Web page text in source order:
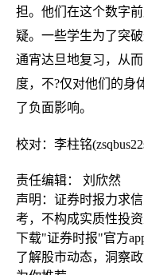
担。他们在这个数字
疑。一些学生为了突
通宵达旦地复习，从
度，不?仅对他们的身
了负面影响。
校对：李柱铭
责任编辑： 刘欣然
声明：证券时报力求
考，不构成实质性投
下载"证券时报"官方
了解股市动态，洞察